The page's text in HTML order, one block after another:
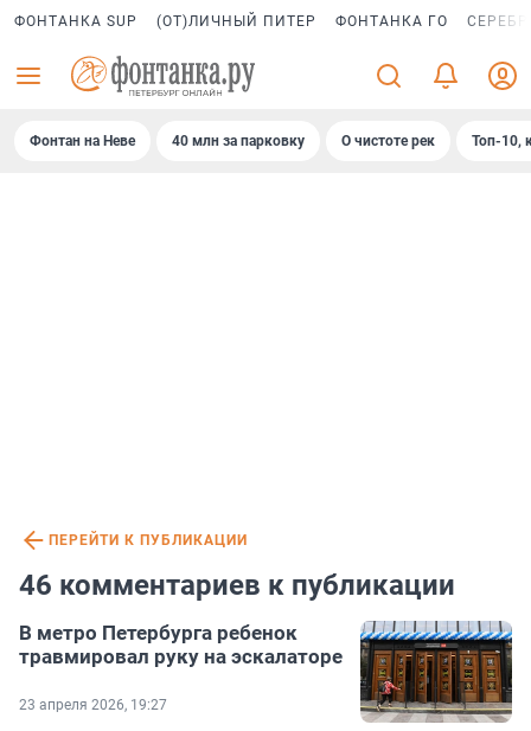
ФОНТАНКА SUP (ОТ)ЛИЧНЫЙ ПИТЕР ФОНТАНКА ГО
Фонтан на Неве 40 млн за парковку О чистоте рек Топ-10,
ПЕРЕЙТИ К ПУБЛИКАЦИИ
46 комментариев к публикации
В метро Петербурга ребенок
травмировал руку на эскалаторе
23 апреля 2026, 19:27